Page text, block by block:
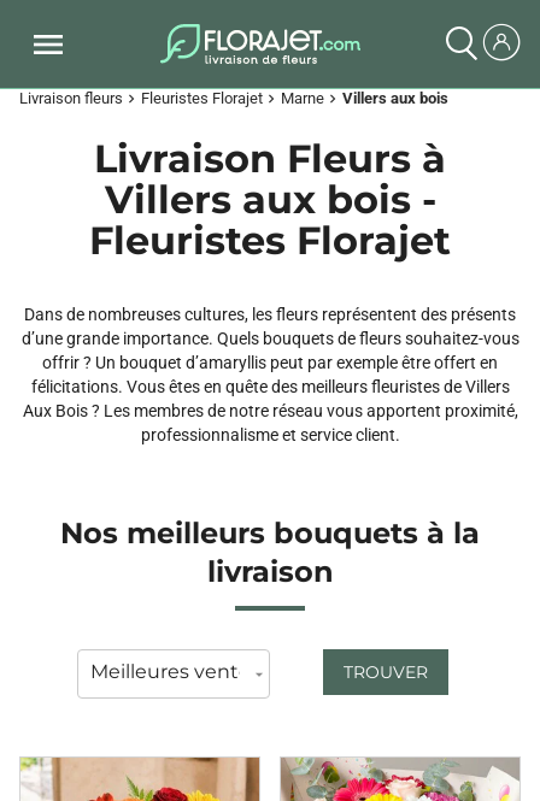
Livraison fleurs chevron_right Fleuristes Florajet chevron_right Marne chevron_right Villers aux bois
Livraison Fleurs à
Villers aux bois -
Fleuristes Florajet
Dans de nombreuses cultures, les fleurs représentent des présents
d’une grande importance. Quels bouquets de fleurs souhaitez-vous
offrir ? Un bouquet d’amaryllis peut par exemple être offert en
félicitations. Vous êtes en quête des meilleurs fleuristes de Villers
Aux Bois ? Les membres de notre réseau vous apportent proximité,
professionnalisme et service client.
Nos meilleurs bouquets à la
livraison
TROUVER